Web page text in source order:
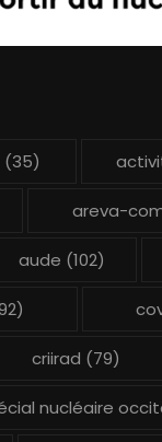
(35)
areva-
aude (102)
criirad (79)
nucléaire